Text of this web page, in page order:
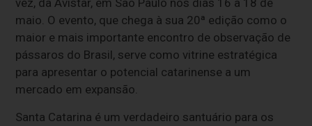
maio. O evento, que chega à sua 20ª edição como o
maior e mais importante encontro de observação de
pássaros do Brasil, serve como vitrine estratégica
para apresentar o potencial catarinense a um
mercado em expansão.
Santa Catarina é um verdadeiro santuário para os